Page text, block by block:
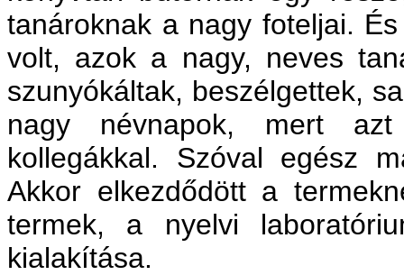
tanároknak a nagy foteljai.
volt, azok a nagy, neves
szunyókáltak, beszélgettek,
nagy névnapok, mert azt
kollegákkal. Szóval egész
Akkor elkezdődött a
termek, a nyelvi
kialakítása.